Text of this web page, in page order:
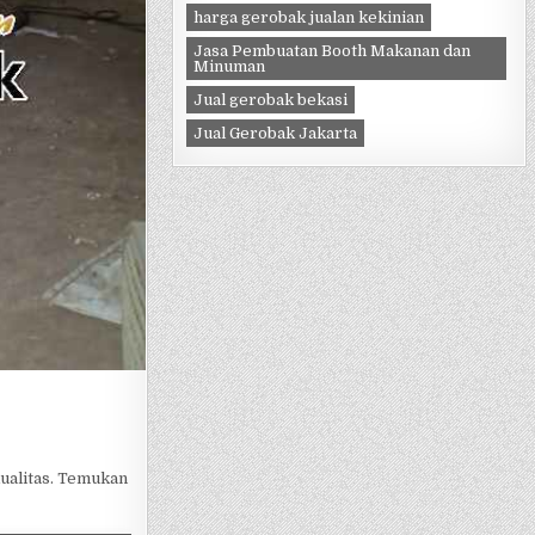
Temukan
harga gerobak jualan kekinian
Jasa Pembuatan Booth Makanan dan
Minuman
Jual gerobak bekasi
Jual Gerobak Jakarta